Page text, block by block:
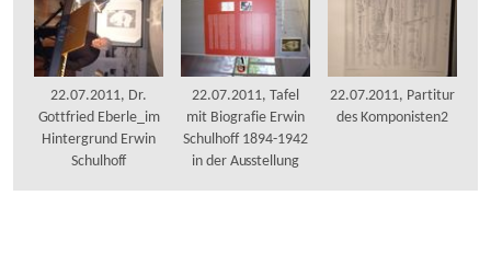
22.07.2011, Dr.
Gottfried Eberle_im
Hintergrund Erwin
Schulhoff
22.07.2011, Tafel
mit Biografie Erwin
Schulhoff 1894-1942
in der Ausstellung
22.07.2011, Partitur
des Komponisten2